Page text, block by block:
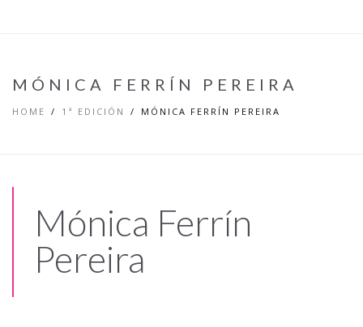
MÓNICA FERRÍN PEREIRA
HOME 1ª EDICIÓN MÓNICA FERRÍN PEREIRA
Mónica Ferrín
Pereira